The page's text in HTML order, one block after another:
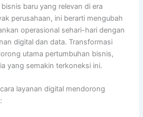
baru yang relevan di era
perusahaan, ini berarti mengubah
operasional sehari-hari dengan
digital dan data. Transformasi
utama pertumbuhan bisnis,
yang semakin terkoneksi ini.
layanan digital mendorong